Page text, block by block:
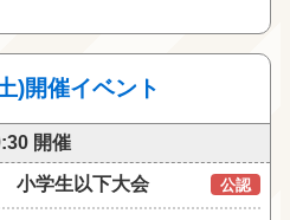
)開催イベント
開催
小学生以下大会 公認